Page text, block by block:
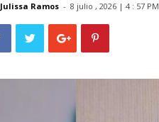
Julissa Ramos - 8 julio , 2026 | 4 : 57 PM